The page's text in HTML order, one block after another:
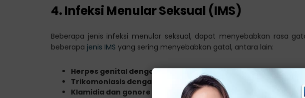
4. Infeksi Menular Seksual (IMS)
Beberapa jenis infeksi menular seksual, dapat menyebabkan rasa
beberapa jenis IMS yang sering menyebabkan gatal, antara lain:
Herpes genital dengan munculnya luka lepuh
Trikomoniasis dengan keputihan abnormal
Klamidia dan gonore yang sering kali tak bergejala